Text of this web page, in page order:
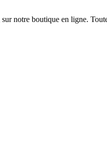
notre boutique en ligne.